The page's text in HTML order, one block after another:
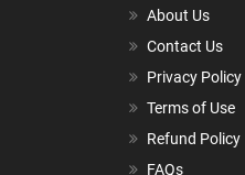
About Us
Contact Us
Privacy Policy
Terms of Use
Refund Policy
FAQs